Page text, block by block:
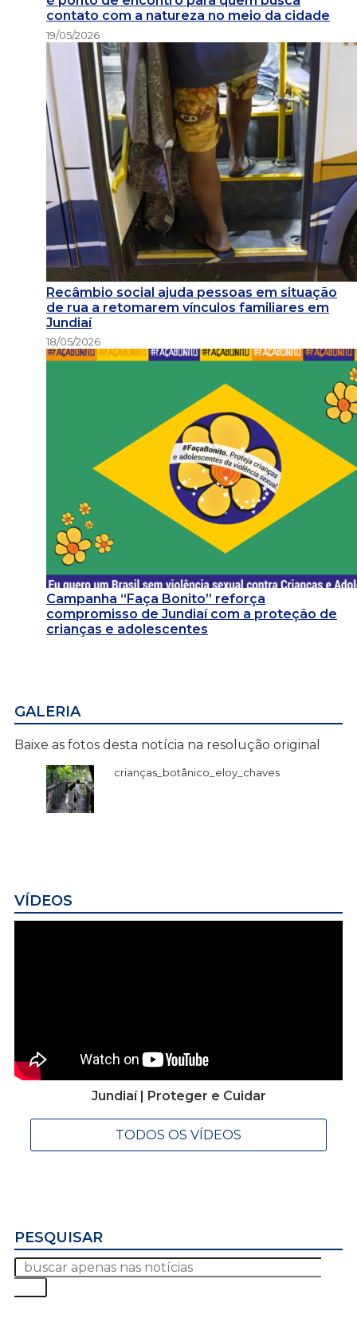
contato com a natureza no meio da cidade
19/05/2026
Recâmbio social ajuda pessoas em situação
de rua a retomarem vínculos familiares em
Jundiaí
18/05/2026
Campanha “Faça Bonito” reforça
compromisso de Jundiaí com a proteção de
crianças e adolescentes
GALERIA
Baixe as fotos desta notícia na resolução original
crianças_botânico_eloy_chaves
VÍDEOS
Jundiaí | Proteger e Cuidar
TODOS OS VÍDEOS
PESQUISAR